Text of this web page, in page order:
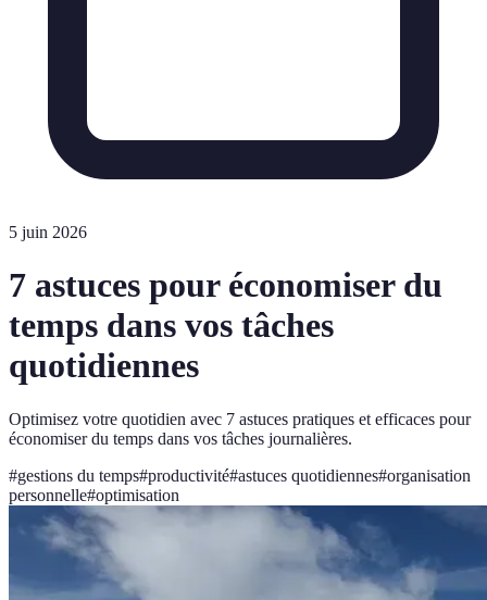
5 juin 2026
7 astuces pour économiser du
temps dans vos tâches
quotidiennes
Optimisez votre quotidien avec 7 astuces pratiques et efficaces pour
économiser du temps dans vos tâches journalières.
#gestions du temps#productivité#astuces quotidiennes#organisation
personnelle#optimisation